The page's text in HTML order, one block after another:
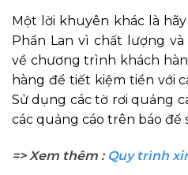
Một lời khuyên khác là
Phần Lan vì chất lượng và
về chương trình khách
hàng để tiết kiệm tiền với
Sử dụng các tờ rơi quảng
các quảng cáo trên báo để
=> Xem thêm : Quy trình